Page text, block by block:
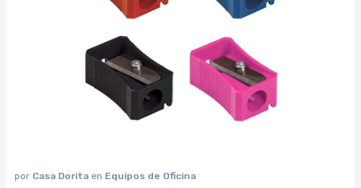
por Casa Dorita en Equipos de Oficina